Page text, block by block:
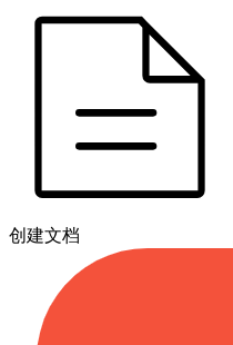
创建文档